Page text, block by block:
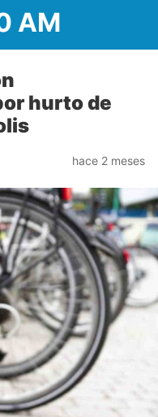
AM
hurto de
hace 2 meses